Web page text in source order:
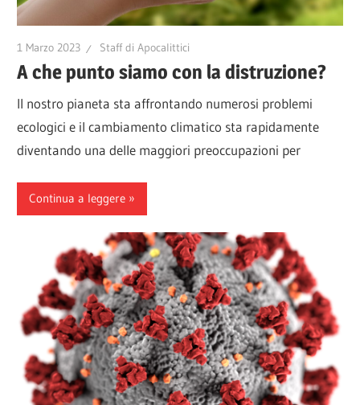
1 Marzo 2023 Staff di Apocalittici
A che punto siamo con la distruzione?
Il nostro pianeta sta affrontando numerosi problemi
ecologici e il cambiamento climatico sta rapidamente
diventando una delle maggiori preoccupazioni per
Continua a leggere